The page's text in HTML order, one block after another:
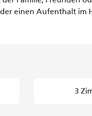
einen Aufenthalt im
3